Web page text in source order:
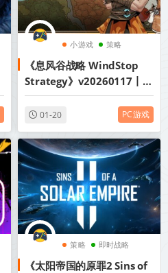
小游戏 策略
角色扮演
《息风谷战略 WindStop
Strategy》v20260117丨中
文版网盘下载
01-20 PC游戏
策略 即时战略
太空
《太阳帝国的原罪2 Sins of